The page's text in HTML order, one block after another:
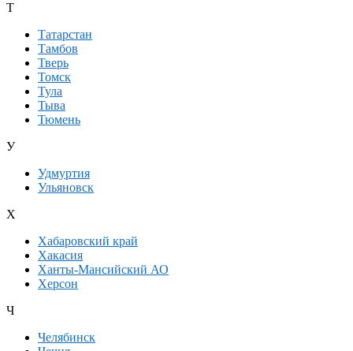
Т
Татарстан
Тамбов
Тверь
Томск
Тула
Тыва
Тюмень
У
Удмуртия
Ульяновск
Х
Хабаровский край
Хакасия
Ханты-Мансийский АО
Херсон
Ч
Челябинск